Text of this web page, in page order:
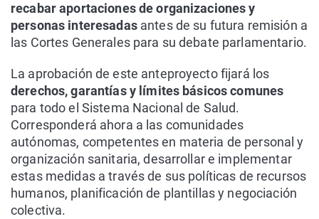
recabar aportaciones de organizaciones y
personas interesadasantes de su futura remisión a
las Cortes Generales para su debate parlamentario.
La aprobación de este anteproyecto fijará los
derechos, garantías y límites básicos comunes
para todo el Sistema Nacional de Salud.
Corresponderá ahora a las comunidades
autónomas, competentes en materia de personal y
organización sanitaria, desarrollar e implementar
estas medidas a través de sus políticas de recursos
humanos, planificación de plantillas y negociación
colectiva.